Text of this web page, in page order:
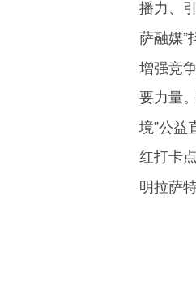
播力、
萨融媒”
增强竞
要力量
境”公益
红打卡
明拉萨